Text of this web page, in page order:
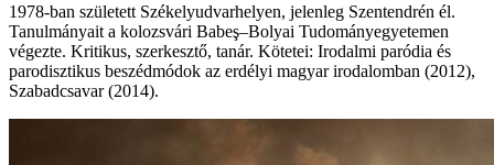
1978-ban született Székelyudvarhelyen, jelenleg Szentendrén él.
Tanulmányait a kolozsvári Babeş–Bolyai Tudományegyetemen
végezte. Kritikus, szerkesztő, tanár. Kötetei: Irodalmi paródia és
parodisztikus beszédmódok az erdélyi magyar irodalomban (2012),
Szabadcsavar (2014).